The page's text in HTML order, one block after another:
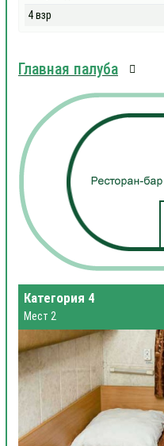
4 взр
Главная палуба
Категория 4
Мест 2